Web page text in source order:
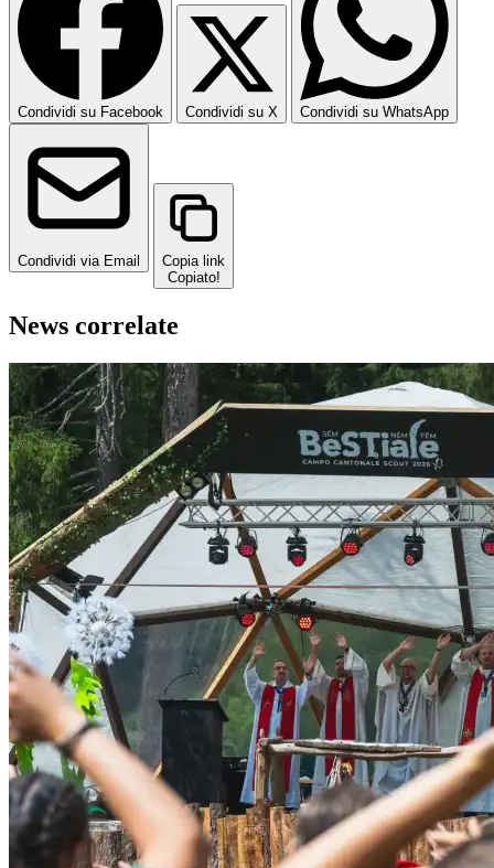
Condividi su Facebook Condividi su X Condividi su WhatsApp
Condividi via Email
Copia link
Copiato!
News correlate